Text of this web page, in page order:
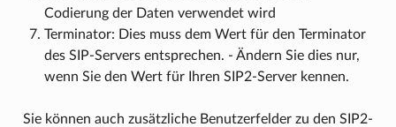
Codierung der Daten verwendet wird
Terminator: Dies muss dem Wert für den Terminator
des SIP-Servers entsprechen. - Ändern Sie dies nur,
wenn Sie den Wert für Ihren SIP2-Server kennen.
Sie können auch zusätzliche Benutzerfelder zu den SIP2-